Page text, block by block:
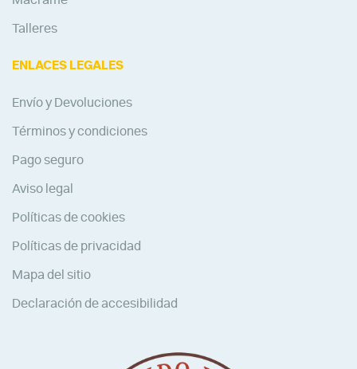
Talleres
ENLACES LEGALES
Envío y Devoluciones
Términos y condiciones
Pago seguro
Aviso legal
Políticas de cookies
Políticas de privacidad
Mapa del sitio
Declaración de accesibilidad